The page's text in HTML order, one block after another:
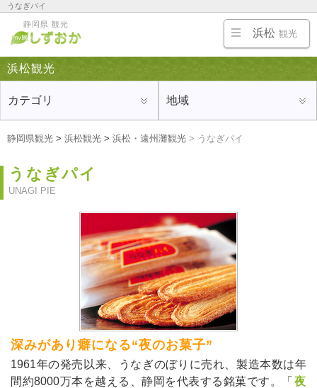
うなぎパイ
浜松・浜名湖・天竜・掛川の旅行にオススメの観光地、ホテルや旅館、温泉、名物・ご当地グ
ルメ、お土産を紹介
静岡県 観光
浜松 観光
浜松観光
カテゴリ 地域
静岡県観光 > 浜松観光 > 浜松・遠州灘観光 > うなぎパイ
うなぎパイ
UNAGI PIE
深みがあり癖になる“夜のお菓子”
1961年の発売以来、うなぎのぼりに売れ、製造本数は年
間約8000万本を越える、静岡を代表する銘菓です。「 夜